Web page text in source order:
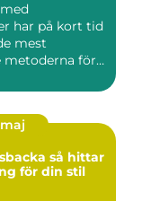
har på kort tid
mest
metoderna för
så hittar
för din stil